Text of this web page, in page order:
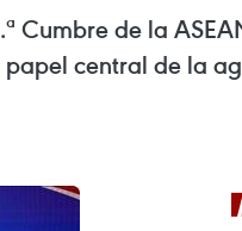
Cumbre de la
central de la